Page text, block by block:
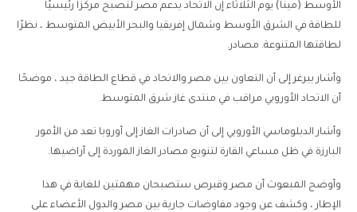
الأوسط (مينا) يوم الثلاثاء إن الاتحاد يدعم مصر لتصبح مركزًا رئيسيًا
للطاقة في الشرق الأوسط وشمال إفريقيا والبحر الأبيض المتوسط ​​، نظرًا
لطاقتها المتنوعة. مصادر.
وأشار بيرغر إلى أن التعاون بين مصر والاتحاد في قطاع الطاقة جيد ، موضحًا
أن الاتحاد الأوروبي مراقب في منتدى غاز شرق المتوسط.
وأشار الدبلوماسي الأوروبي إلى أن صادرات الغاز إلى أوروبا تعد من الأمور
البارزة في ظل مساعي القارة لتنويع مصادر الغاز الموردة إلى أراضيها.
وأوضح المبعوث أن مصر وقبرص ستصبحان مهمتين للغاية في هذا
الإطار ، وكشف عن وجود مفاوضات جارية بين مصر والدول الأعضاء على